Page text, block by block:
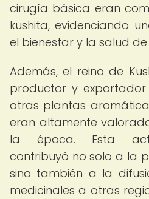
cirugía básica eran
kushita, evidenciando
el bienestar y la salud
Además, el reino de
productor y
otras plantas
eran altamente
la época. Esta
contribuyó no solo a la
sino también a la
medicinales a otras